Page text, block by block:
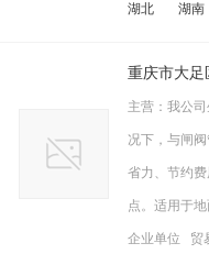
湖北
湖南
重庆市大足
主营：我公
况下，与闸
省力、节约
点。适用于
企业单位 贸